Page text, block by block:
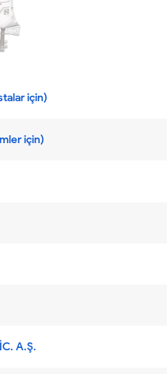
için)
için)
A.Ş.